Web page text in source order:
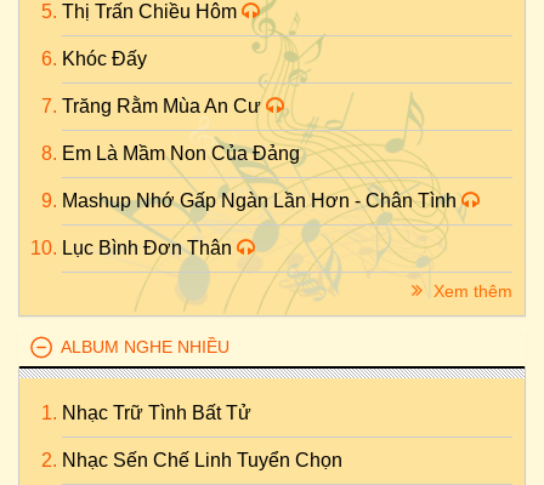
Thị Trấn Chiều Hôm
Khóc Đấy
Trăng Rằm Mùa An Cư
Em Là Mầm Non Của Đảng
Mashup Nhớ Gấp Ngàn Lần Hơn - Chân Tình
Lục Bình Đơn Thân
Xem thêm
ALBUM NGHE NHIỀU
Nhạc Trữ Tình Bất Tử
Nhạc Sến Chế Linh Tuyển Chọn